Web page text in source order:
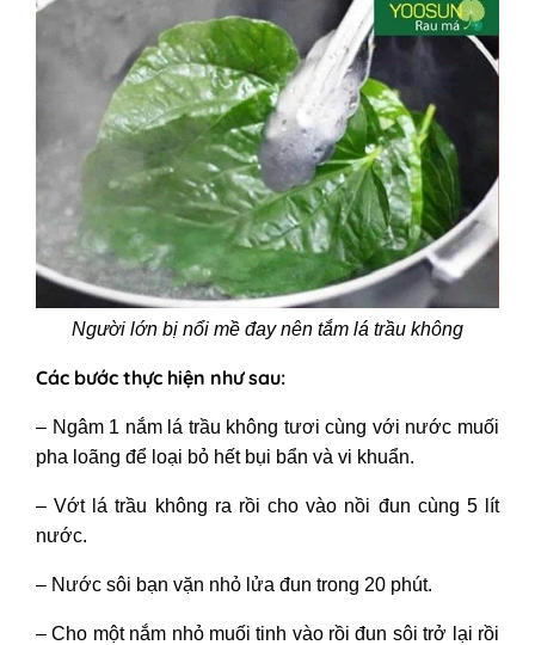
Người lớn bị nổi mề đay nên tắm lá trầu không
Các bước thực hiện như sau:
– Ngâm 1 nắm lá trầu không tươi cùng với nước muối
pha loãng để loại bỏ hết bụi bẩn và vi khuẩn.
– Vớt lá trầu không ra rồi cho vào nồi đun cùng 5 lít
nước.
– Nước sôi bạn vặn nhỏ lửa đun trong 20 phút.
– Cho một nắm nhỏ muối tinh vào rồi đun sôi trở lại rồi